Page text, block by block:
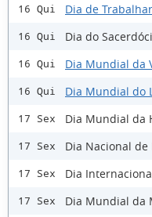
16 Qui Dia de
16 Qui Dia do
16 Qui Dia Mundial da
16 Qui Dia Mundial do
17 Sex Dia Mundial da
17 Sex Dia Nacional
17 Sex Dia
17 Sex Dia Mundial da